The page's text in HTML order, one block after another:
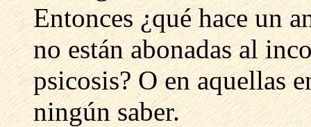
Entonces ¿qué hace un
no están abonadas al
psicosis? O en aquellas
ningún saber.